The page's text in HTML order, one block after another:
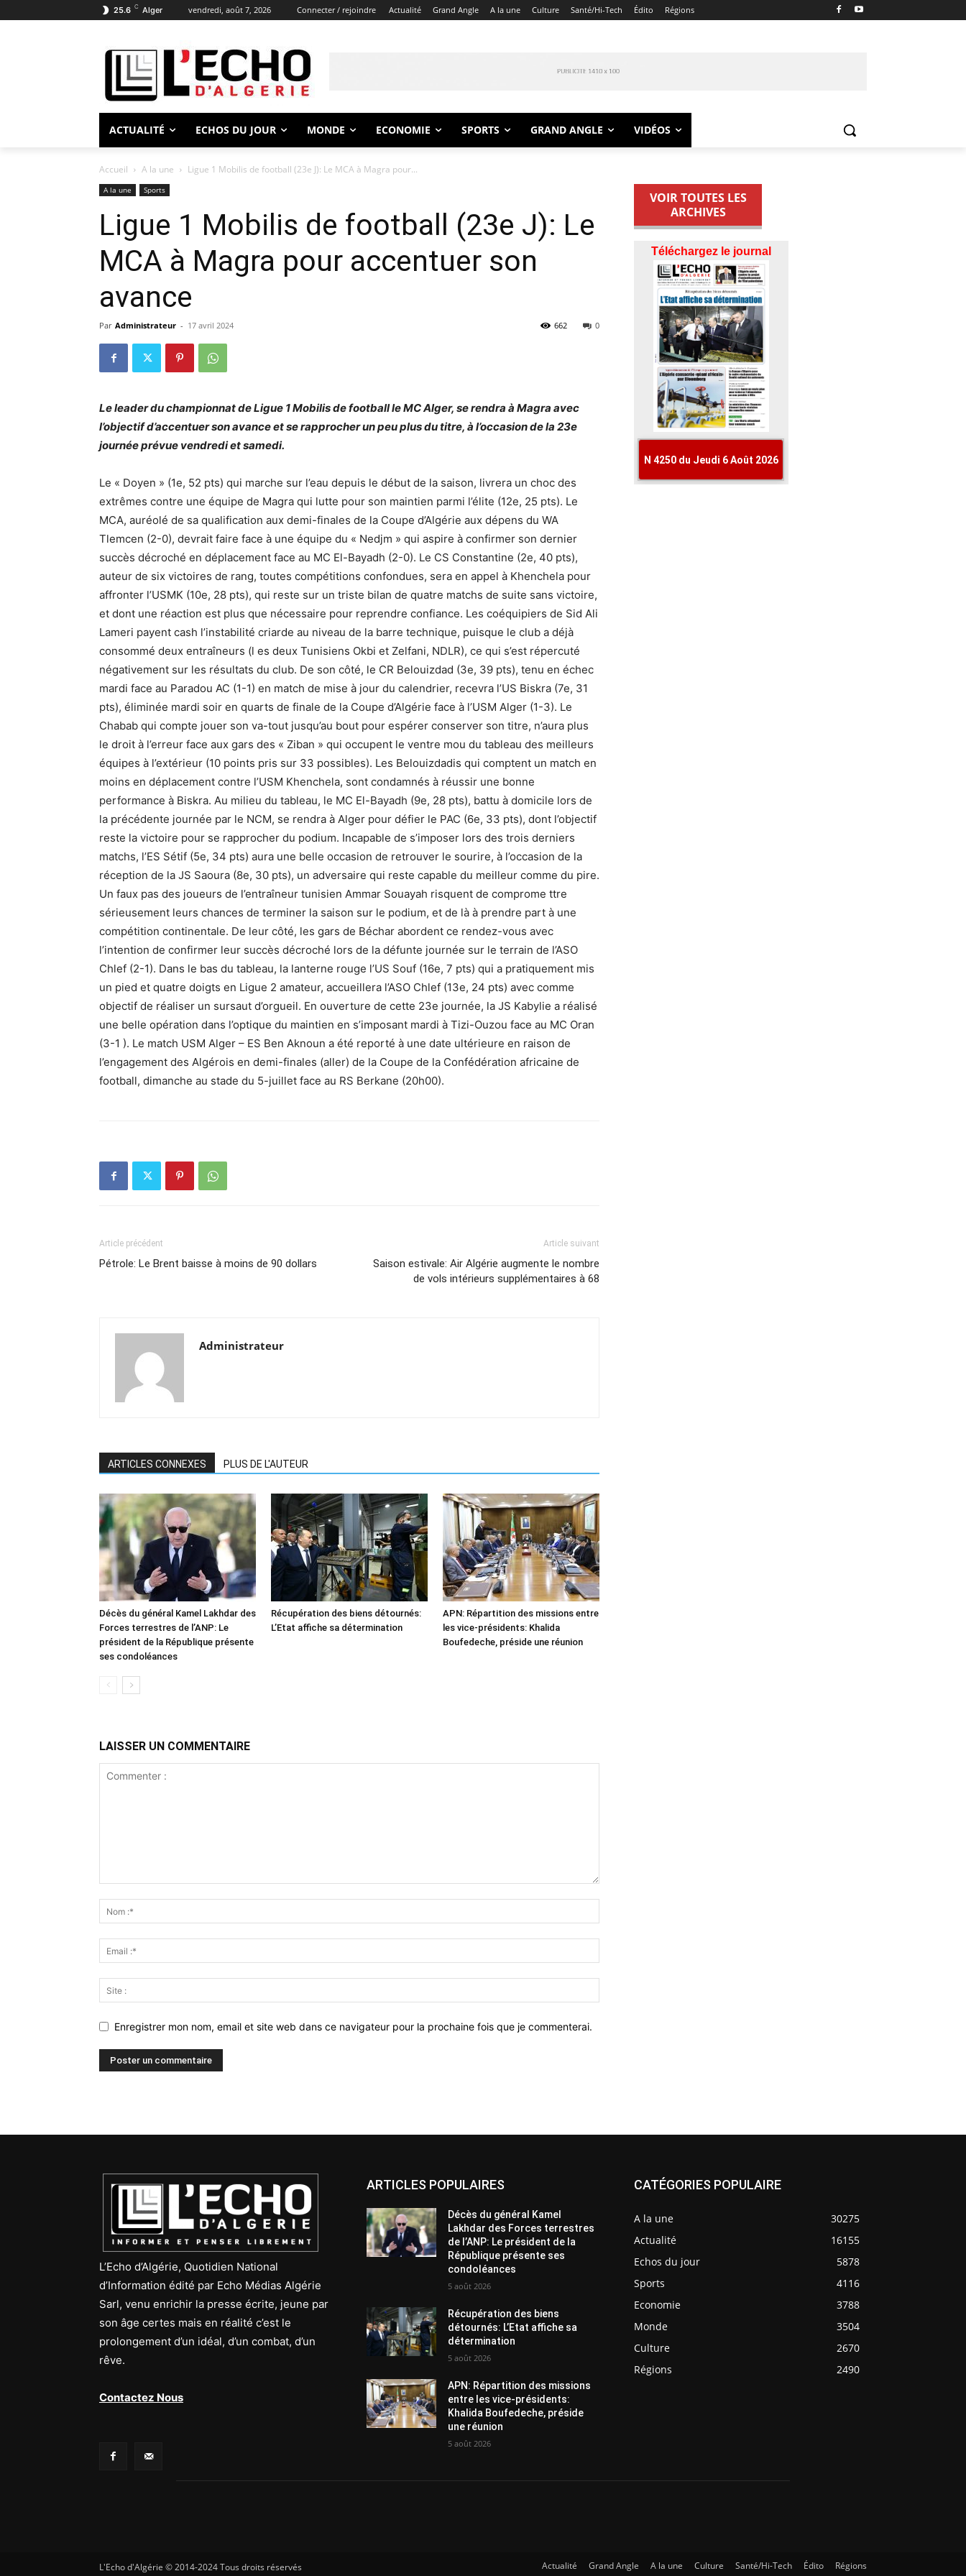
25.6 C Alger vendredi, août 7, 2026 Connecter / rejoindre Actualité Grand Angle A la une Culture Santé/Hi-Tech Édito Régions
ACTUALITÉ ECHOS DU JOUR MONDE ECONOMIE SPORTS GRAND ANGLE VIDÉOS
Accueil A la une Ligue 1 Mobilis de football (23e J): Le MCA à Magra pour...
A la une Sports
Ligue 1 Mobilis de football (23e J): Le
MCA à Magra pour accentuer son
avance
Par Administrateur - 17 avril 2024 0
662
Le leader du championnat de Ligue 1 Mobilis de football le MC Alger, se rendra à Magra avec
l’objectif d’accentuer son avance et se rapprocher un peu plus du titre, à l’occasion de la 23e
journée prévue vendredi et samedi.
Le « Doyen » (1e, 52 pts) qui marche sur l’eau depuis le début de la saison, livrera un choc des
extrêmes contre une équipe de Magra qui lutte pour son maintien parmi l’élite (12e, 25 pts). Le
MCA, auréolé de sa qualification aux demi-finales de la Coupe d’Algérie aux dépens du WA
Tlemcen (2-0), devrait faire face à une équipe du « Nedjm » qui aspire à confirmer son dernier
succès décroché en déplacement face au MC El-Bayadh (2-0). Le CS Constantine (2e, 40 pts),
auteur de six victoires de rang, toutes compétitions confondues, sera en appel à Khenchela pour
affronter l’USMK (10e, 28 pts), qui reste sur un triste bilan de quatre matchs de suite sans victoire,
et dont une réaction est plus que nécessaire pour reprendre confiance. Les coéquipiers de Sid Ali
Lameri payent cash l’instabilité criarde au niveau de la barre technique, puisque le club a déjà
consommé deux entraîneurs (l es deux Tunisiens Okbi et Zelfani, NDLR), ce qui s’est répercuté
négativement sur les résultats du club. De son côté, le CR Belouizdad (3e, 39 pts), tenu en échec
mardi face au Paradou AC (1-1) en match de mise à jour du calendrier, recevra l’US Biskra (7e, 31
pts), éliminée mardi soir en quarts de finale de la Coupe d’Algérie face à l’USM Alger (1-3). Le
Chabab qui compte jouer son va-tout jusqu’au bout pour espérer conserver son titre, n’aura plus
le droit à l’erreur face aux gars des « Ziban » qui occupent le ventre mou du tableau des meilleurs
équipes à l’extérieur (10 points pris sur 33 possibles). Les Belouizdadis qui comptent un match en
moins en déplacement contre l’USM Khenchela, sont condamnés à réussir une bonne
performance à Biskra. Au milieu du tableau, le MC El-Bayadh (9e, 28 pts), battu à domicile lors de
la précédente journée par le NCM, se rendra à Alger pour défier le PAC (6e, 33 pts), dont l’objectif
reste la victoire pour se rapprocher du podium. Incapable de s’imposer lors des trois derniers
matchs, l’ES Sétif (5e, 34 pts) aura une belle occasion de retrouver le sourire, à l’occasion de la
réception de la JS Saoura (8e, 30 pts), un adversaire qui reste capable du meilleur comme du pire.
Un faux pas des joueurs de l’entraîneur tunisien Ammar Souayah risquent de comprome ttre
sérieusement leurs chances de terminer la saison sur le podium, et de là à prendre part à une
compétition continentale. De leur côté, les gars de Béchar abordent ce rendez-vous avec
l’intention de confirmer leur succès décroché lors de la défunte journée sur le terrain de l’ASO
Chlef (2-1). Dans le bas du tableau, la lanterne rouge l’US Souf (16e, 7 pts) qui a pratiquement mis
un pied et quatre doigts en Ligue 2 amateur, accueillera l’ASO Chlef (13e, 24 pts) avec comme
objectif de réaliser un sursaut d’orgueil. En ouverture de cette 23e journée, la JS Kabylie a réalisé
une belle opération dans l’optique du maintien en s’imposant mardi à Tizi-Ouzou face au MC Oran
(3-1 ). Le match USM Alger – ES Ben Aknoun a été reporté à une date ultérieure en raison de
l’engagement des Algérois en demi-finales (aller) de la Coupe de la Confédération africaine de
football, dimanche au stade du 5-juillet face au RS Berkane (20h00).
Article précédent
Pétrole: Le Brent baisse à moins de 90 dollars
Article suivant
Saison estivale: Air Algérie augmente le nombre
de vols intérieurs supplémentaires à 68
Administrateur
ARTICLES CONNEXES PLUS DE L'AUTEUR
Décès du général Kamel Lakhdar des
Forces terrestres de l’ANP: Le
président de la République présente
ses condoléances
Récupération des biens détournés:
L’Etat affiche sa détermination
APN: Répartition des missions entre
les vice-présidents: Khalida
Boufedeche, préside une réunion
LAISSER UN COMMENTAIRE
Enregistrer mon nom, email et site web dans ce navigateur pour la prochaine fois que je commenterai.
VOIR TOUTES LES
ARCHIVES
L’Echo d’Algérie, Quotidien National
d’Information édité par Echo Médias Algérie
Sarl, venu enrichir la presse écrite, jeune par
son âge certes mais en réalité c’est le
prolongement d’un idéal, d’un combat, d’un
rêve.
Contactez Nous
ARTICLES POPULAIRES
Décès du général Kamel
Lakhdar des Forces terrestres
de l’ANP: Le président de la
République présente ses
condoléances
5 août 2026
Récupération des biens
détournés: L’Etat affiche sa
détermination
5 août 2026
APN: Répartition des missions
entre les vice-présidents:
Khalida Boufedeche, préside
une réunion
5 août 2026
CATÉGORIES POPULAIRE
A la une
30275
Actualité
16155
Echos du jour
5878
Sports
4116
Economie
3788
Monde
3504
Culture
2670
Régions
2490
L'Echo d'Algérie © 2014-2024 Tous droits réservés Actualité Grand Angle A la une Culture Santé/Hi-Tech Édito Régions